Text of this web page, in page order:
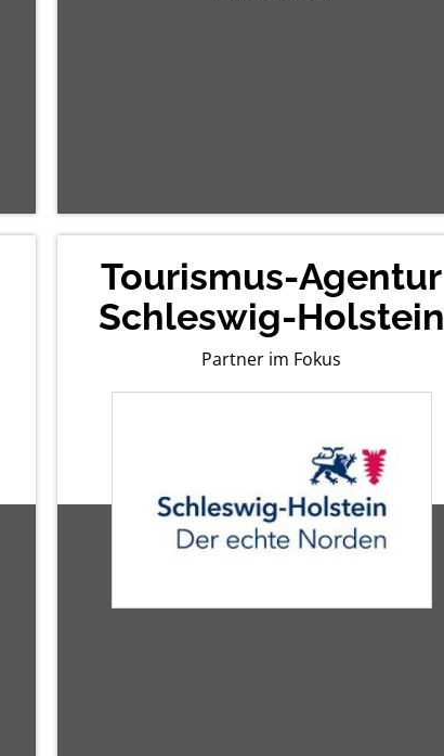
Tourismus-Agentur
Schleswig-Holstein
Partner im Fokus